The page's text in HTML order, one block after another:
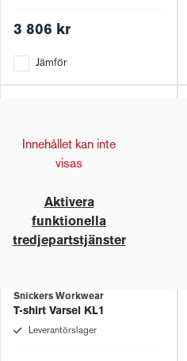
3 806 kr
Jämför
Innehållet kan inte
visas
Aktivera
funktionella
tredjepartstjänster
Snickers Workwear
T-shirt Varsel KL1
Leverantörslager